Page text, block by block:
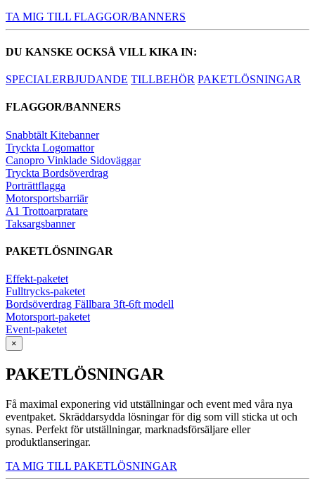
TA MIG TILL FLAGGOR/BANNERS
DU KANSKE OCKSÅ VILL KIKA IN:
SPECIALERBJUDANDE TILLBEHÖR PAKETLÖSNINGAR
FLAGGOR/BANNERS
Snabbtält Kitebanner
Tryckta Logomattor
Canopro Vinklade Sidoväggar
Tryckta Bordsöverdrag
Porträttflagga
Motorsportsbarriär
A1 Trottoarpratare
Taksargsbanner
PAKETLÖSNINGAR
Effekt-paketet
Fulltrycks-paketet
Bordsöverdrag Fällbara 3ft-6ft modell
Motorsport-paketet
Event-paketet
×
PAKETLÖSNINGAR
Få maximal exponering vid utställningar och event med våra nya
eventpaket. Skräddarsydda lösningar för dig som vill sticka ut och
synas. Perfekt för utställningar, marknadsförsäljare eller
produktlanseringar.
TA MIG TILL PAKETLÖSNINGAR